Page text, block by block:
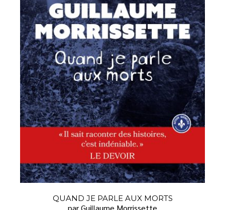
QUAND JE PARLE AUX MORTS
par Guillaume Morrissette